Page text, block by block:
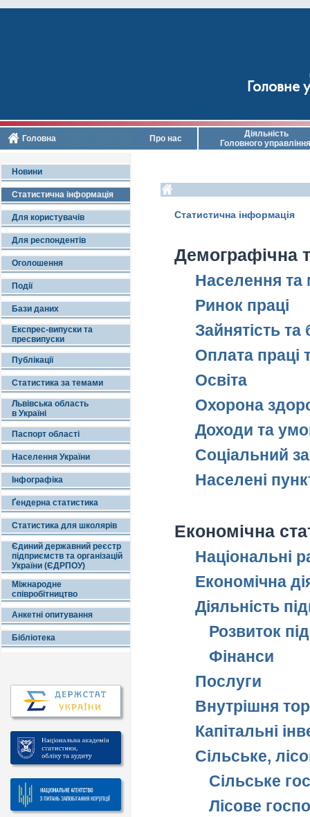
Головне
Головна Про нас
Діяльність
Головного управління
Новини
Статистична інформація
Для користувачів
Для респондентів
Оголошення
Події
Бази даних
Експрес-випуски та
пресвипуски
Публікації
Статистика за темами
Львівська область
в Україні
Паспорт області
Населення України
Інфографіка
Ґендерна статистика
Статистика для школярів
Єдиний державний реєстр
підприємств та організацій
України (ЄДРПОУ)
Міжнародне
співробітництво
Анкетні опитування
Бібліотека
Статистична інформація
Демографічна
Населення та
Ринок праці
Зайнятість та
Оплата праці
Освіта
Охорона
Доходи та
Соціальний
Населені
Економічна
Національні
Економічна
Діяльність
Розвиток
Фінанси
Послуги
Внутрішня
Капітальні
Сільське,
Сільське
Лісове